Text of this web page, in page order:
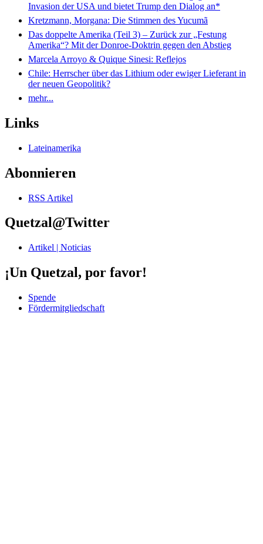
Invasion der USA und bietet Trump den Dialog an*
Kretzmann, Morgana: Die Stimmen des Yucumã
Das doppelte Amerika (Teil 3) – Zurück zur „Festung
Amerika“? Mit der Donroe-Doktrin gegen den Abstieg
Marcela Arroyo & Quique Sinesi: Reflejos
Chile: Herrscher über das Lithium oder ewiger Lieferant in
der neuen Geopolitik?
mehr...
Links
Lateinamerika
Abonnieren
RSS Artikel
Quetzal@Twitter
Artikel | Noticias
¡Un Quetzal, por favor!
Spende
Fördermitgliedschaft